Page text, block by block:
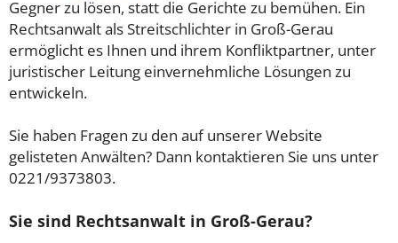
Gegner zu lösen, statt die Gerichte zu bemühen. Ein
Rechtsanwalt als Streitschlichter in Groß-Gerau
ermöglicht es Ihnen und ihrem Konfliktpartner, unter
juristischer Leitung einvernehmliche Lösungen zu
entwickeln.
Sie haben Fragen zu den auf unserer Website
gelisteten Anwälten? Dann kontaktieren Sie uns unter
0221/9373803.
Sie sind Rechtsanwalt in Groß-Gerau?